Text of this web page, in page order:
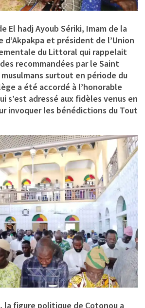
El hadjAyoub Sériki, Imam de la
d’Akpakpa et président de l’Union
du Littoral qui rappelait
recommandées par le Saint
surtout en période du
a été accordé à l’honorable
s’est adressé aux fidèles venus en
invoquer les bénédictions du Tout
la figure politique de Cotonou a